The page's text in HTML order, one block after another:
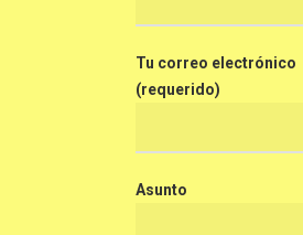
Tu correo electrónico
(requerido)
Asunto